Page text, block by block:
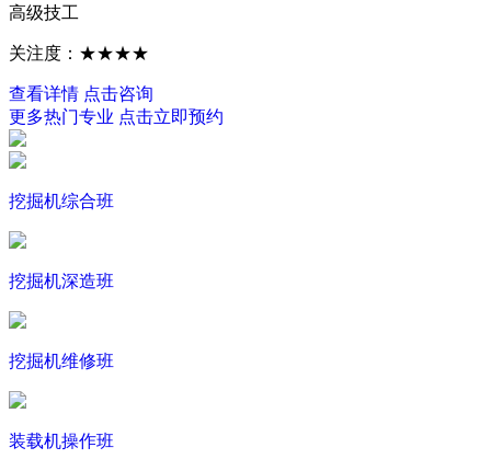
高级技工
关注度：★★★★
查看详情 点击咨询
更多热门专业 点击立即预约
挖掘机综合班
挖掘机深造班
挖掘机维修班
装载机操作班